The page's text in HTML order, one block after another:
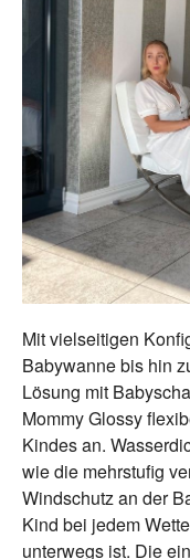
Mit vielseitigen
Babywanne bis hin
Lösung mit
Mommy Glossy
Kindes an.
wie die mehrstufig
Windschutz an der
Kind bei jedem
unterwegs ist. Die